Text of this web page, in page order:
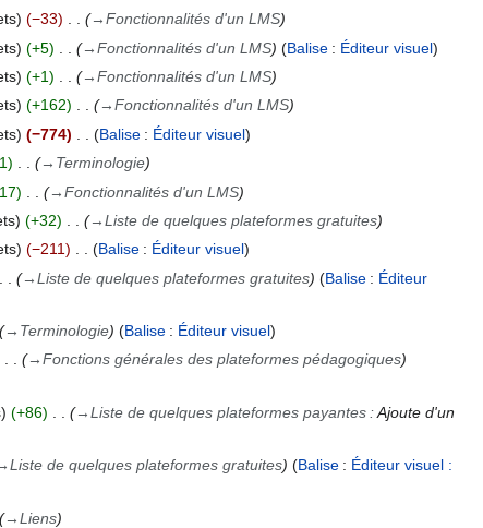
−33 →Fonctionnalités d'un LMS
+5 →Fonctionnalités d'un LMS Balise: Éditeur visuel
+1 →Fonctionnalités d'un LMS
+162 →Fonctionnalités d'un LMS
−774
Balise: Éditeur visuel
→ Terminologie
→Fonctionnalités d'un LMS
+32 →Liste de quelques plateformes gratuites
−211
Balise: Éditeur visuel
→Liste de quelques plateformes gratuites Balise: Éditeur
→ Terminologie Balise: Éditeur visuel
→Fonctions générales des plateformes pédagogiques
+86 →Liste de quelques plateformes payantes:Ajoute d'un
Liste de quelques plateformes gratuites Balise: Éditeur visuel :
→Liens